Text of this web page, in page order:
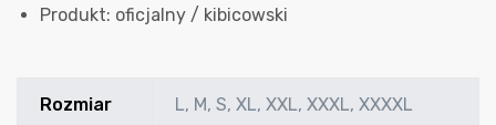
Produkt: oficjalny / kibicowski
Rozmiar L, M, S, XL, XXL, XXXL, XXXXL